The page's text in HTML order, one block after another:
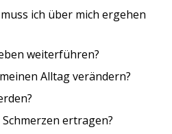
ich über mich ergehen
weiterführen?
Alltag verändern?
ertragen?